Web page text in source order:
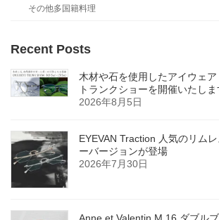
その他多国籍料理
Recent Posts
木材や石を使用したアイウェ
トランクショーを開催いたしま
2026年8月5日
EYEVAN Traction 人気のリム
ーバージョンが登場
2026年7月30日